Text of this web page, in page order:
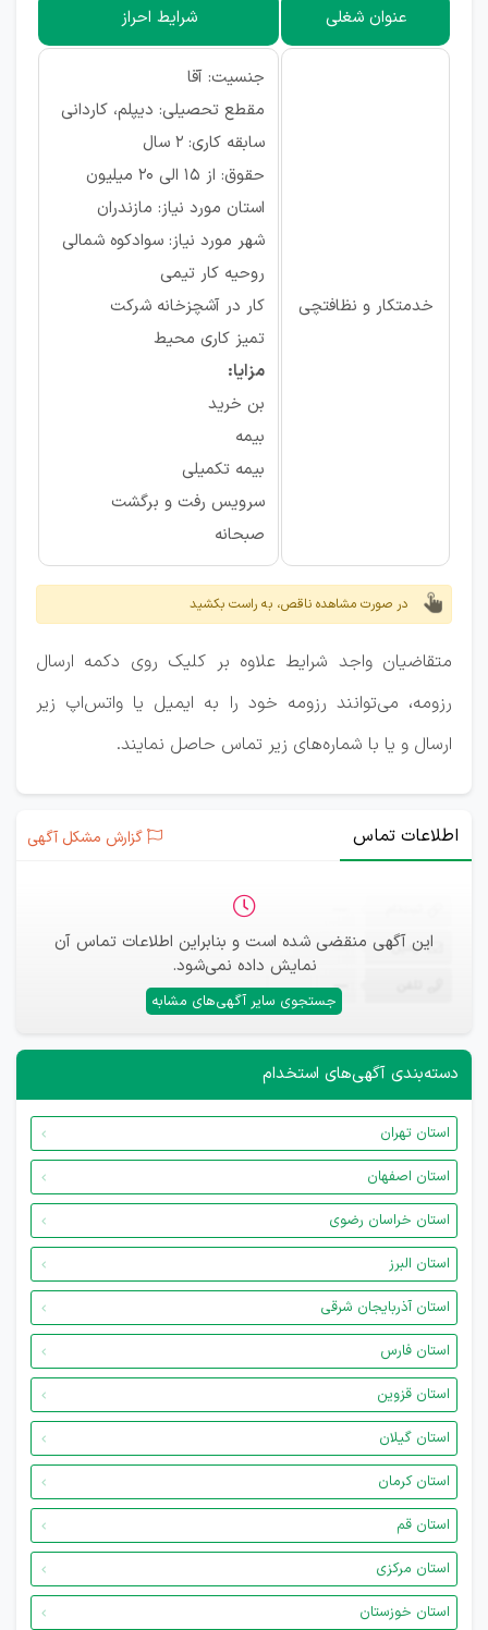
عنوان شغلی شرایط احراز
خدمتکار و نظافتچی
جنسیت: آقا
مقطع تحصیلی: دیپلم، کاردانی
سابقه کاری: ۲ سال
حقوق: از ۱۵ الی ۲۰ میلیون
استان مورد نیاز: مازندران
شهر مورد نیاز: سوادکوه شمالی
روحیه کار تیمی
کار در آشچزخانه شرکت
تمیز کاری محیط
مزایا:
بن خرید
بیمه
بیمه تکمیلی
سرویس رفت و برگشت
صبحانه
در صورت مشاهده ناقص، به راست بکشید
متقاضیان واجد شرایط علاوه بر کلیک روی دکمه ارسال
رزومه، می‌توانند رزومه خود را به ایمیل یا واتس‌اپ زیر
ارسال و یا با شماره‌های زیر تماس حاصل نمایند.
اطلاعات تماس گزارش مشکل آگهی
این آگهی منقضی شده است و بنابراین اطلاعات تماس آن
نمایش داده نمی‌شود.
جستجوی سایر آگهی‌های مشابه
ایمیل —
—
دسته‌بندی آگهی‌های استخدام
استان تهران
استان اصفهان
استان خراسان رضوی
استان البرز
استان آذربایجان شرقی
استان فارس
استان قزوین
استان گیلان
استان کرمان
استان قم
استان مرکزی
استان خوزستان